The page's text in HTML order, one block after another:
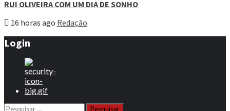
RUI OLIVEIRA COM UM DIA DE SONHO
16 horas ago Redação
Login
Pesquisar